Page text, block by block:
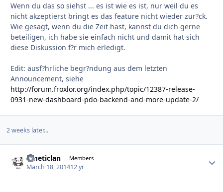
Wenn du das so siehst ... es ist wie es ist, nur weil du es
nicht akzeptierst bringt es das feature nicht wieder zur?ck.
Wie gesagt, wenn du die Zeit hast, kannst du dich gerne
beteiligen, ich habe sie einfach nicht und damit hat sich
diese Diskussion f?r mich erledigt.
Edit: ausf?hrliche begr?ndung aus dem letzten
Announcement, siehe
http://forum.froxlor.org/index.php/topic/12387-release-
0931-new-dashboard-pdo-backend-and-more-update-2/
2 weeks later...
ometiclan Members
March 18, 201412 yr